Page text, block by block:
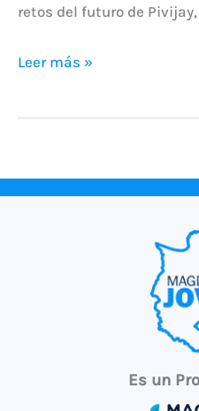
retos del futuro de
Leer más »
Es un